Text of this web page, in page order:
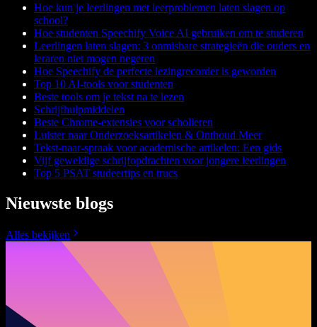
Hoe kun je leerlingen met leerproblemen laten slagen op
school?
Hoe studenten Speechify Voice AI gebruiken om te studeren
Leerlingen laten slagen: 3 onmisbare strategieën die ouders en
leraren niet mogen negeren
Hoe Speechify de perfecte lezingrecorder is geworden
Top 10 AI-tools voor studenten
Beste tools om je tekst na te lezen
Schrijfhulpmiddelen
Beste Chrome-extensies voor scholieren
Luister naar Onderzoeksartikelen & Onthoud Meer
Tekst-naar-spraak voor academische artikelen: Een gids
Vijf geweldige schrijfopdrachten voor jongere leerlingen
Top 5 PSAT studeertips en trucs
Nieuwste blogs
Alles bekijken